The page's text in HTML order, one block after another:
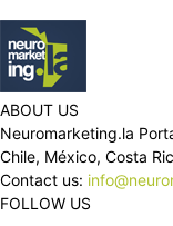
ABOUT US
Neuromarketing.la
Chile, México, Costa
Contact us:
FOLLOW US